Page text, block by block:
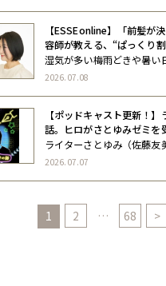
スメを厳選して紹介します
【ESSEonline】「前髪が
容師が教える、“ぱっくり
湿気が多い梅雨どきや暑い
た前髪がぱっくり割れてし
だけで、ぐっと目立ちに
2026.07.08
【ポッドキャスト更新！
話。ヒロがさとゆみゼミを
ターB面ラジオVol3
ライターさとゆみ（佐藤友
が、“B面”の気分でおしゃ
酒片手にゆるゆる語り合い
2026.07.07
1 2 … 68 >